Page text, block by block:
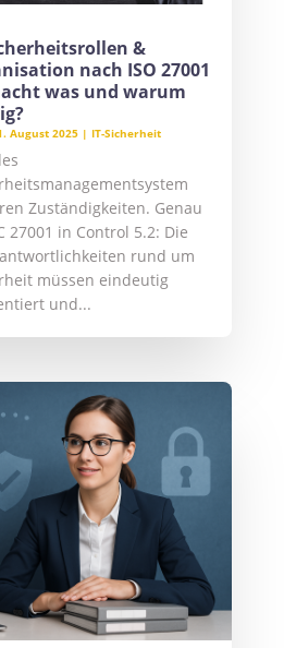
&
nach ISO 27001
was und warum
August 2025| IT-Sicherheit
Zuständigkeiten. Genau
27001 in Control 5.2: Die
rund um
müssen eindeutig
und...